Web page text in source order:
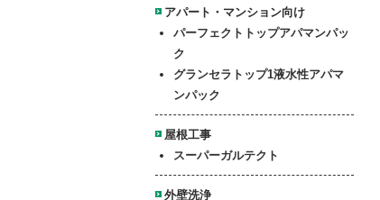
アパート・マンション向け
パーフェクトトップアパマンパッ
ク
グランセラトップ1液水性アパマ
ンパック
屋根工事
スーパーガルテクト
外壁洗浄